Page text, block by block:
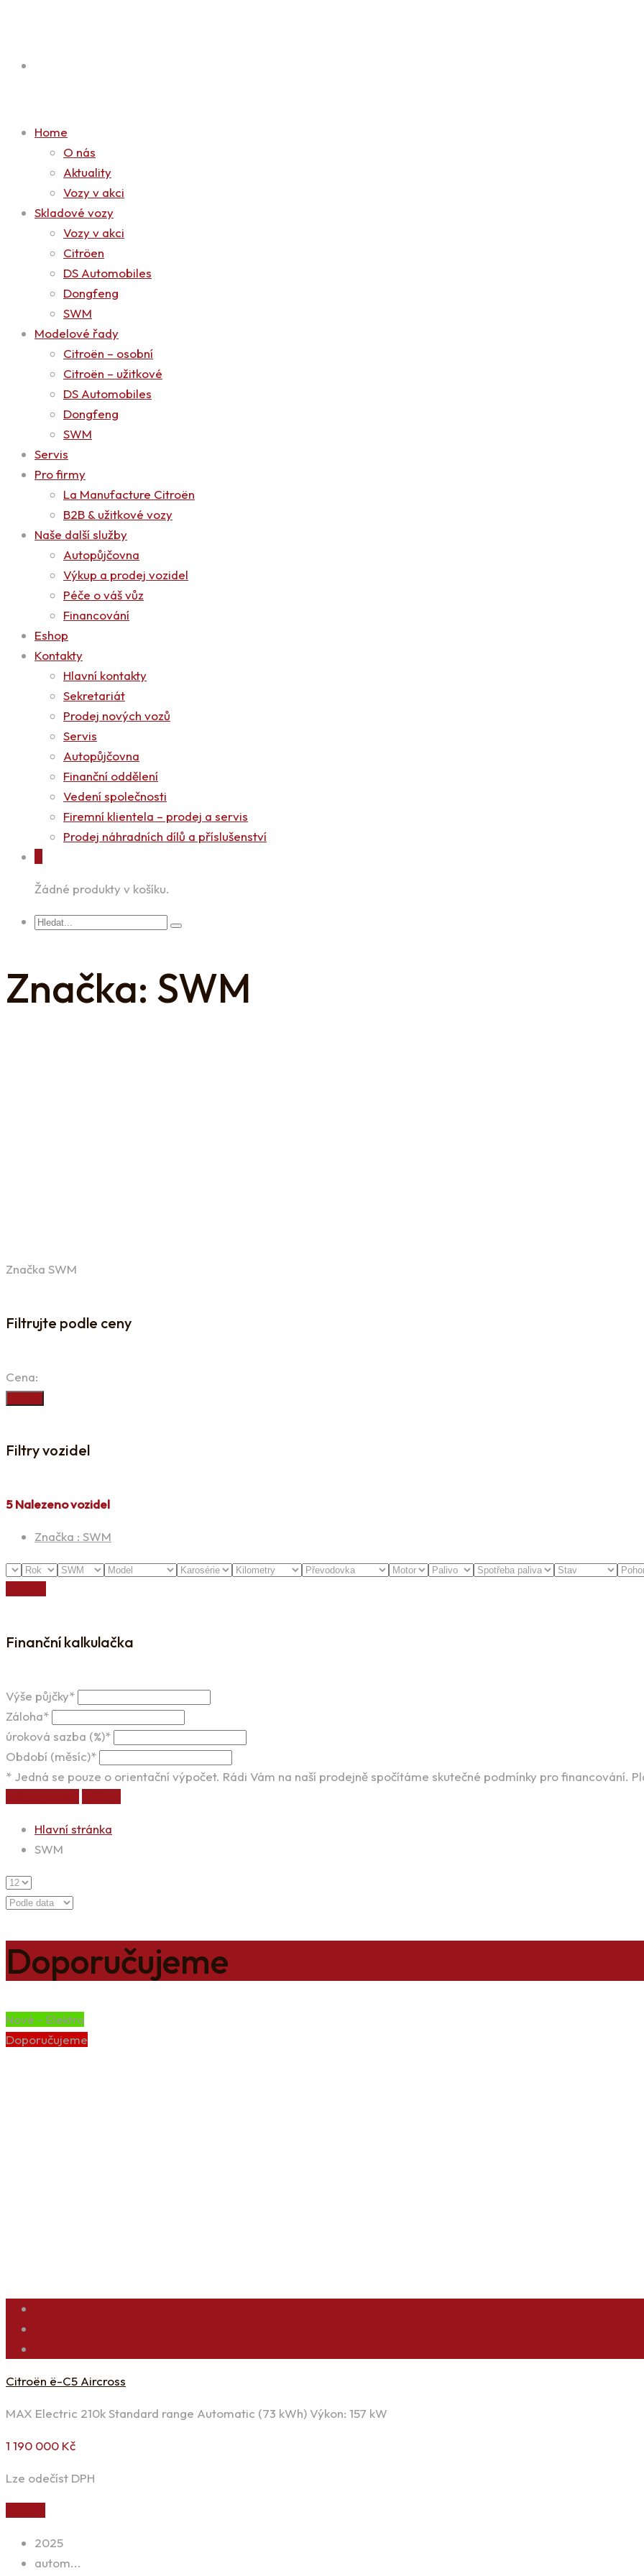
Home
O nás
Aktuality
Vozy v akci
Skladové vozy
Vozy v akci
Citröen
DS Automobiles
Dongfeng
SWM
Modelové řady
Citroën – osobní
Citroën – užitkové
DS Automobiles
Dongfeng
SWM
Servis
Pro firmy
La Manufacture Citroën
B2B & užitkové vozy
Naše další služby
Autopůjčovna
Výkup a prodej vozidel
Péče o váš vůz
Financování
Eshop
Kontakty
Hlavní kontakty
Sekretariát
Prodej nových vozů
Servis
Autopůjčovna
Finanční oddělení
Vedení společnosti
Firemní klientela – prodej a servis
Prodej náhradních dílů a příslušenství
Žádné produkty v košíku.
Značka: SWM
Značka SWM
Filtrujte podle ceny
Cena:
Filtry vozidel
5Nalezeno vozidel
Značka : SWM
Finanční kalkulačka
Výše půjčky*
Záloha*
úroková sazba (%)*
Období (měsíc)*
* Jedná se pouze o orientační výpočet. Rádi Vám na naší prodejně spočítáme skutečné podmínky pro financování.
Hlavní stránka
SWM
Doporučujeme
Nové - Elektro
Doporučujeme
Citroën ë-C5 Aircross
MAX Electric 210k Standard range Automatic (73 kWh) Výkon: 157 kW
1 190 000 Kč
Lze odečíst DPH
2025
autom...